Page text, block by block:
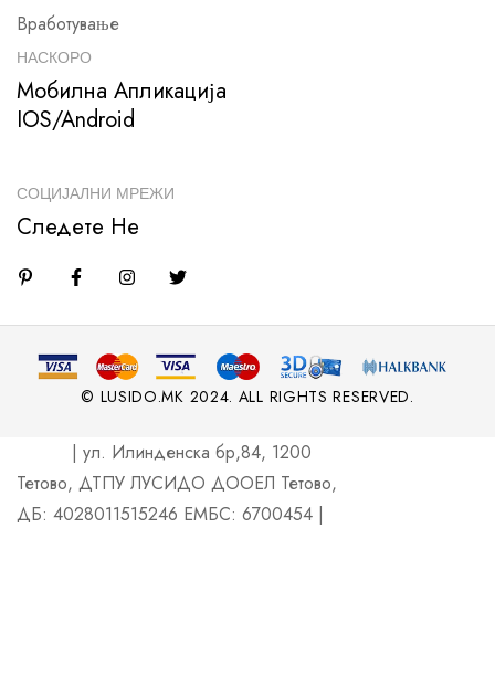
Вработување
НАСКОРО
Мобилна Апликација
IOS/Android
СОЦИЈАЛНИ МРЕЖИ
Следете Не
© LUSIDO.MK 2024. ALL RIGHTS RESERVED.
| ул. Илинденска бр,84, 1200
Тетово, ДТПУ ЛУСИДО ДООЕЛ Тетово,
ДБ: 4028011515246 ЕМБС: 6700454 |